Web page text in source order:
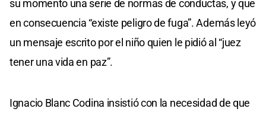
su momento una serie de normas de conductas, y que
en consecuencia “existe peligro de fuga”. Además leyó
un mensaje escrito por el niño quien le pidió al “juez
tener una vida en paz”.
Ignacio Blanc Codina insistió con la necesidad de que